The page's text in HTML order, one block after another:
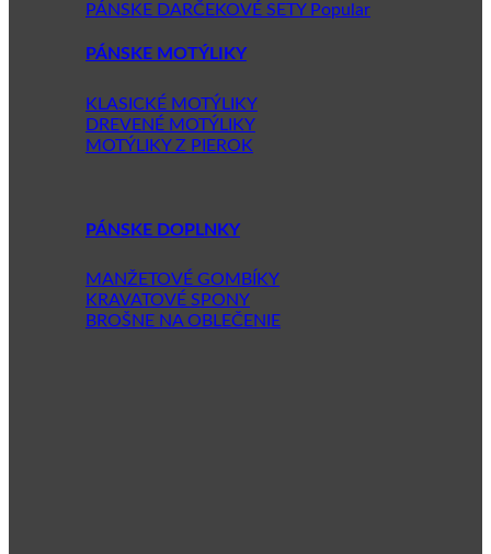
PÁNSKE DARČEKOVÉ SETY
PÁNSKE MOTÝLIKY
KLASICKÉ MOTÝLIKY
DREVENÉ MOTÝLIKY
MOTÝLIKY Z PIEROK
PÁNSKE DOPLNKY
MANŽETOVÉ GOMBÍKY
KRAVATOVÉ SPONY
BROŠNE NA OBLEČENIE